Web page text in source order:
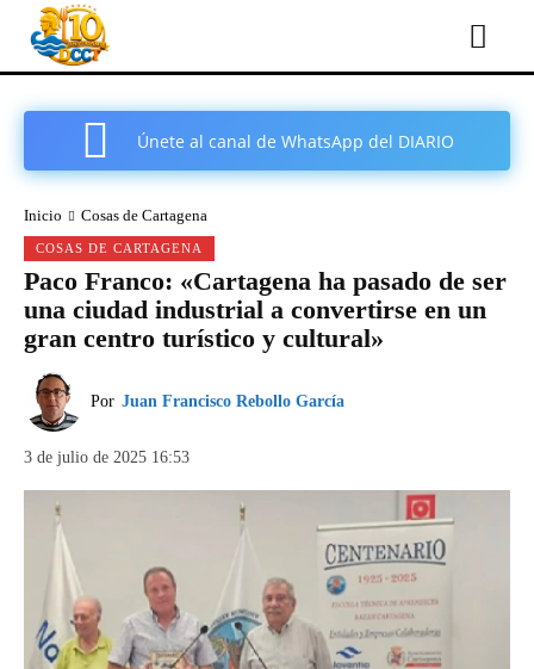
Únete al canal de WhatsApp del DIARIO
Inicio Cosas de Cartagena
COSAS DE CARTAGENA
Paco Franco: «Cartagena ha pasado de ser
una ciudad industrial a convertirse en un
gran centro turístico y cultural»
Por Juan Francisco Rebollo García
3 de julio de 2025 16:53